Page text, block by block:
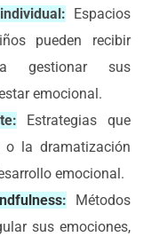
Espacios
pueden recibir
gestionar sus
emocional.
Estrategias que
la dramatización
emocional.
: Métodos
sus emociones,